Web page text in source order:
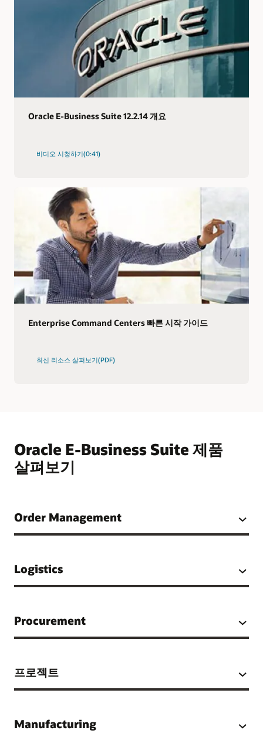
Oracle E-Business Suite 12.2.14 개요
비디오 시청하기(0:41)
Enterprise Command Centers 빠른 시작 가이드
최신 리소스 살펴보기(PDF)
Oracle E-Business Suite 제품
살펴보기
Order Management
Logistics
Procurement
프로젝트
Manufacturing